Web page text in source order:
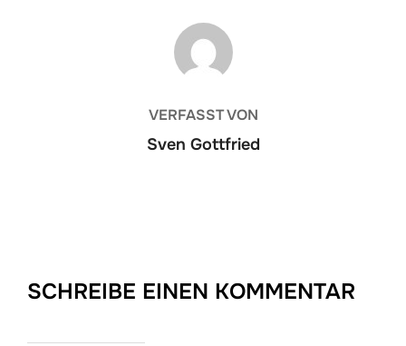
BEITRAGSAUTOR
VERFASST VON
Sven Gottfried
SCHREIBE EINEN KOMMENTAR